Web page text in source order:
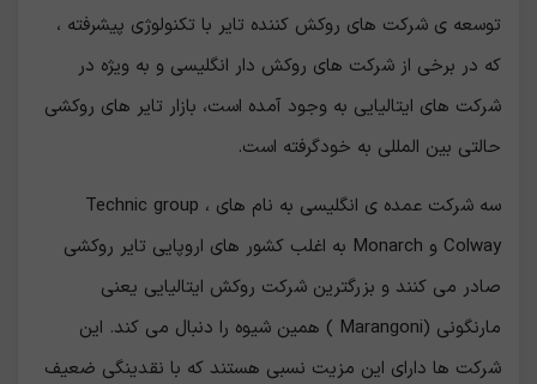
توسعه ی شرکت های روکش کننده تایر با تکنولوژی پیشرفته ،
که در برخی از شرکت های روکش دار انگلیسی و به ویژه در
شرکت های ایتالیایی به وجود آمده است، بازار تایر های روکشی
حالتی بین المللی به خودگرفته است.
سه شرکت عمده ی انگلیسی به نام های Technic group ،
Colway و Monarch به اغلب کشور های اروپایی تایر روکشی
صادر می کنند و بزرگترین شرکت روکش ایتالیایی یعنی
مارنگونی (Marangoni ) همین شیوه را دنبال می کند. این
شرکت ها دارای این مزیت نسبی هستند که با نقدینگی ضعیف